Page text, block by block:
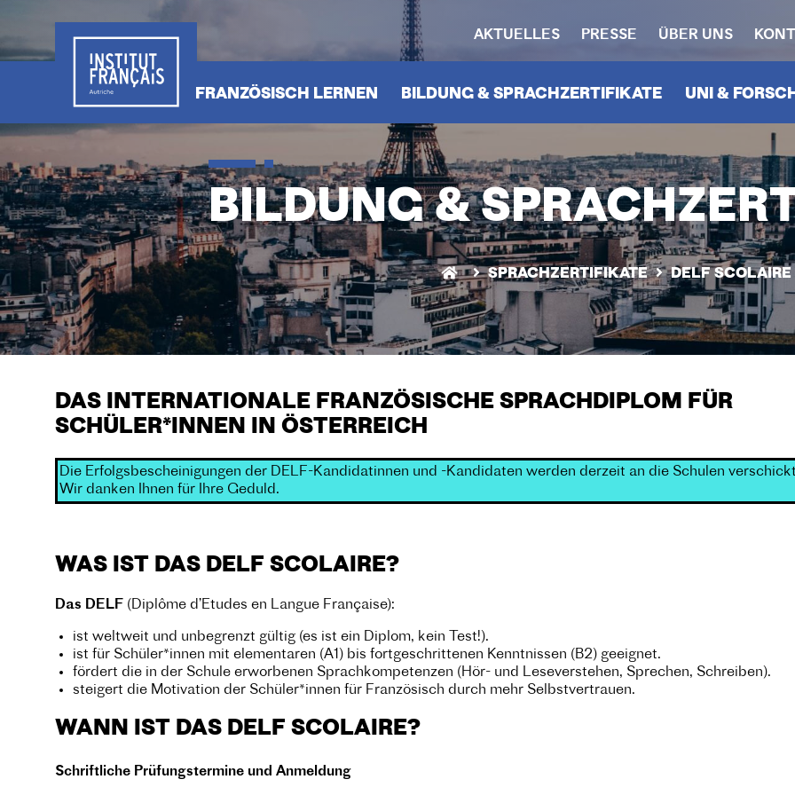
content
AKTUELLES PRESSE ÜBER UNS
HAUPTNAVIGATION
FRANZÖSISCH LERNEN BILDUNG & SPRACHZERTIFIKATE UNI &
BILDUNG &
SPRACHZERTIFIKATE DELF SCOLAIRE
DAS INTERNATIONALE FRANZÖSISCHE SPRACHDIPLOM FÜR
SCHÜLER*INNEN IN ÖSTERREICH
Die Erfolgsbescheinigungen der DELF-Kandidatinnen und -Kandidaten werden derzeit an die Schulen
Wir danken Ihnen für Ihre Geduld.
WAS IST DAS DELF SCOLAIRE?
Das DELF (Diplôme d’Etudes en Langue Française):
ist weltweit und unbegrenzt gültig (es ist ein Diplom, kein Test!).
ist für Schüler*innen mit elementaren (A1) bis fortgeschrittenen Kenntnissen (B2) geeignet.
fördert die in der Schule erworbenen Sprachkompetenzen (Hör- und Leseverstehen, Sprechen, Schreiben).
steigert die Motivation der Schüler*innen für Französisch durch mehr Selbstvertrauen.
WANN IST DAS DELF SCOLAIRE?
Schriftliche Prüfungstermine und Anmeldung